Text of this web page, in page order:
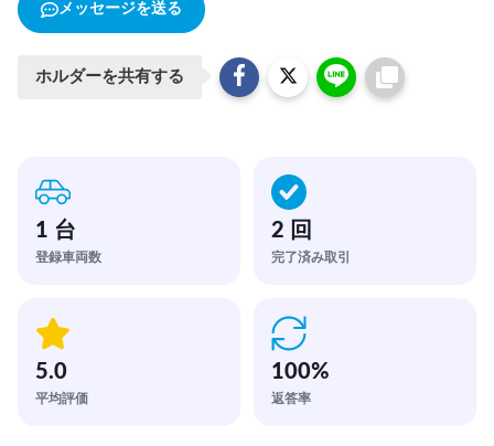
メッセージを送る
ホルダーを共有する
1 台
登録車両数
2 回
完了済み取引
5.0
平均評価
100%
返答率